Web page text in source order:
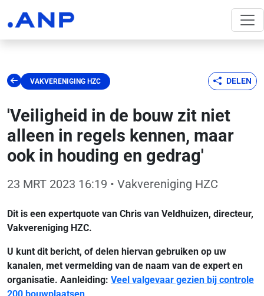
VAKVERENIGING HZC DELEN
'Veiligheid in de bouw zit niet
alleen in regels kennen, maar
ook in houding en gedrag'
23 MRT 2023 16:19 • Vakvereniging HZC
Dit is een expertquote van Chris van Veldhuizen, directeur,
Vakvereniging HZC.
U kunt dit bericht, of delen hiervan gebruiken op uw
kanalen, met vermelding van de naam van de expert en
organisatie. Aanleiding: Veel valgevaar gezien bij controle